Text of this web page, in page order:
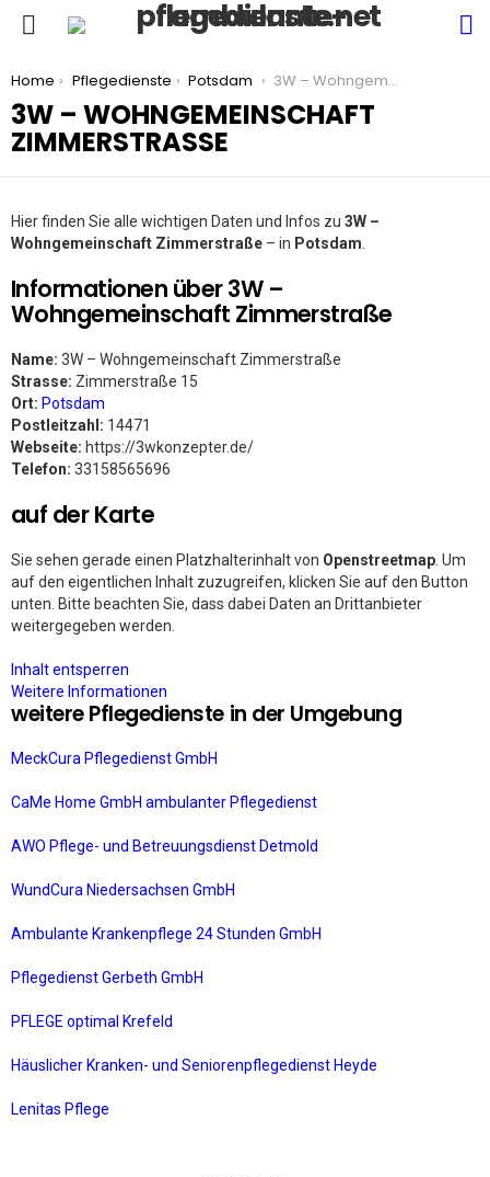
You are here:
Home Pflegedienste Potsdam 3W – Wohngemeinschaft Zimmerstraße
3W – WOHNGEMEINSCHAFT
ZIMMERSTRASSE
Hier finden Sie alle wichtigen Daten und Infos zu 3W –
Wohngemeinschaft Zimmerstraße – in Potsdam
Informationen über 3W –
Wohngemeinschaft Zimmerstraße
Name: 3W – Wohngemeinschaft Zimmerstraße
Strasse: Zimmerstraße 15
Ort: Potsdam
Postleitzahl: 14471
Webseite: https://3wkonzepter.de/
Telefon: 33158565696
auf der Karte
Sie sehen gerade einen Platzhalterinhalt von Openstreetmap . Um
auf den eigentlichen Inhalt zuzugreifen, klicken Sie auf den Button
unten. Bitte beachten Sie, dass dabei Daten an Drittanbieter
weitergegeben werden.
Inhalt entsperren
Weitere Informationen
weitere Pflegedienste in der Umgebung
MeckCura Pflegedienst GmbH
CaMe Home GmbH ambulanter Pflegedienst
AWO Pflege- und Betreuungsdienst Detmold
WundCura Niedersachsen GmbH
Ambulante Krankenpflege 24 Stunden GmbH
Pflegedienst Gerbeth GmbH
PFLEGE optimal Krefeld
Häuslicher Kranken- und Seniorenpflegedienst Heyde
Lenitas Pflege